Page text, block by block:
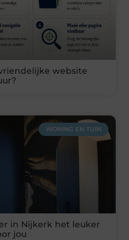
website
WONING EN TUIN
in Nijkerk het leuker
jou